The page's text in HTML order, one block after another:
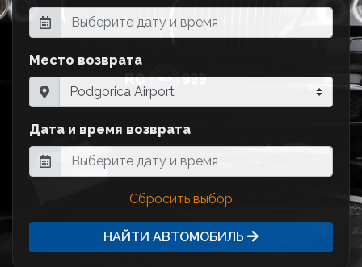
Место возврата
Дата и время возврата
Сбросить выбор
НАЙТИ АВТОМОБИЛЬ